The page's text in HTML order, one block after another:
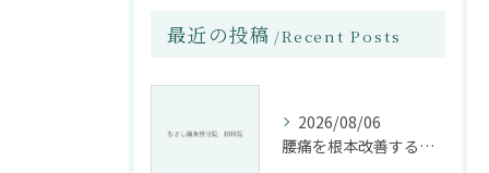
最近の投稿 Recent Posts
2026/08/06
腰痛を根本改善する整骨院の施術とアドバイスの重要性